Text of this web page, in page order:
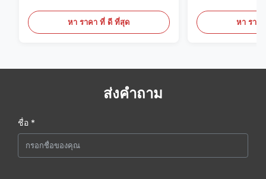
หา ราคา ที่ ดี ที่สุด หา ราค
ส่งคำถาม
ชื่อ *